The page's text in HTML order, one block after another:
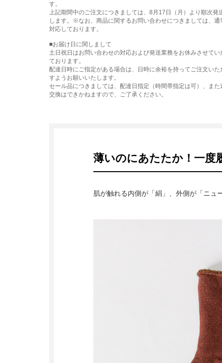
す。
上記期間中のご注文につきましては、8月17日（月）より順次発
します。※なお、商品に関するお問い合わせにつきましては、通
対応しております。
■お届け日に関しまして
土日祝日はお問い合わせの対応および発送業務をお休みさせてい
ております。
配達日時にご指定がある場合は、日時に余裕を持ってご注文いた
すようお願いいたします。
セール品につきましては、配達日指定（時間帯指定は可）、また
交換はできかねますので、ご了承ください。
薄いのにあたたか！一度
肌が触れる内側が「絹」、外側が「ニュ